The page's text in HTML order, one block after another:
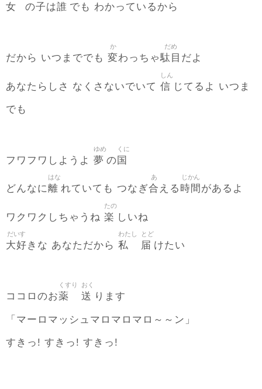
女 の子は誰 でも わかっているから
だから いつまででも 変
か
わっちゃ駄目
だめ
だよ
あなたらしさ なくさないでいて 信
しん
じてるよ いつま
でも
フワフワしようよ 夢
ゆめ
の国
くに
どんなに離
はな
れていても つなぎ合
あ
える 時間
じかん
があるよ
ワクワクしちゃうね 楽
たの
しいね
大好
だいす
きな あなただから 私
わたし
届
とど
けたい
ココロのお薬
くすり
送
おく
ります
「マーロマッシュマロマロマロ～～ン」
すきっ! すきっ! すきっ!